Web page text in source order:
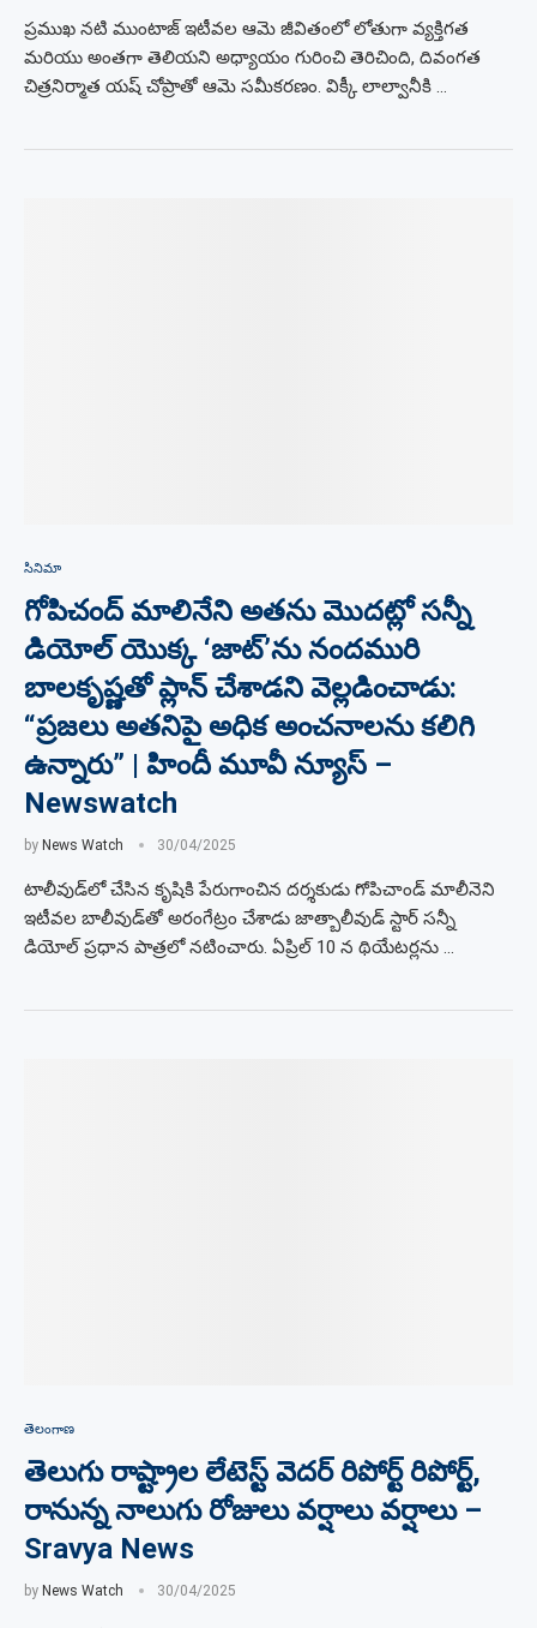
ప్రముఖ నటి ముంటాజ్ ఇటీవల ఆమె జీవితంలో లోతుగా వ్యక్తిగత
మరియు అంతగా తెలియని అధ్యాయం గురించి తెరిచింది, దివంగత
చిత్రనిర్మాత యష్ చోప్రాతో ఆమె సమీకరణం. విక్కీ లాల్వానీకి …
సినిమా
గోపిచంద్ మాలినేని అతను మొదట్లో సన్నీ
డియోల్ యొక్క ‘జాట్’ను నందమురి
బాలకృష్ణతో ప్లాన్ చేశాడని వెల్లడించాడు:
“ప్రజలు అతనిపై అధిక అంచనాలను కలిగి
ఉన్నారు” | హిందీ మూవీ న్యూస్ –
Newswatch
by News Watch 30/04/2025
టాలీవుడ్‌లో చేసిన కృషికి పేరుగాంచిన దర్శకుడు గోపిచాండ్ మాలీనెని
ఇటీవల బాలీవుడ్‌తో అరంగేట్రం చేశాడు జాత్బాలీవుడ్ స్టార్ సన్నీ
డియోల్ ప్రధాన పాత్రలో నటించారు. ఏప్రిల్ 10 న థియేటర్లను …
తెలంగాణ
తెలుగు రాష్ట్రాల లేటెస్ట్ వెదర్ రిపోర్ట్ రిపోర్ట్,
రానున్న నాలుగు రోజులు వర్షాలు వర్షాలు –
Sravya News
by News Watch 30/04/2025